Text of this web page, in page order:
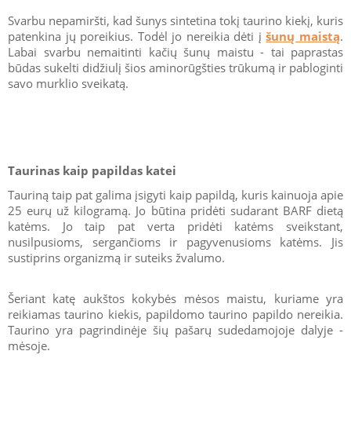
Svarbu nepamiršti, kad šunys sintetina tokį taurino kiekį, kuris
patenkina jų poreikius. Todėl jo nereikia dėti įšunų maistą.
Labai svarbu nemaitinti kačių šunų maistu - tai paprastas
būdas sukelti didžiulį šios aminorūgšties trūkumą ir pabloginti
savo murklio sveikatą.
Taurinas kaip papildas katei
Tauriną taip pat galima įsigyti kaip papildą, kuris kainuoja apie
25 eurų už kilogramą. Jo būtina pridėti sudarant BARF dietą
katėms. Jo taip pat verta pridėti katėms sveikstant,
nusilpusioms, sergančioms ir pagyvenusioms katėms. Jis
sustiprins organizmą ir suteiks žvalumo.
Šeriant katę aukštos kokybės mėsos maistu, kuriame yra
reikiamas taurino kiekis, papildomo taurino papildo nereikia.
Taurino yra pagrindinėje šių pašarų sudedamojoje dalyje -
mėsoje.